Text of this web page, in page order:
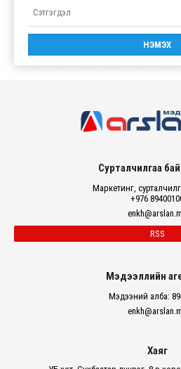
Сурталчилгаа
Маркетинг,
+976
RSS
Мэдээллийн
Мэдээний алба:
Хаяг